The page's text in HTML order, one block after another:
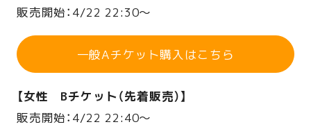
販売開始：4/22 22:30〜
一般Aチケット購入はこちら
【女性 Bチケット（先着販売）】
販売開始：4/22 22:40〜